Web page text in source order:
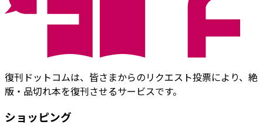
復刊ドットコムは、皆さまからのリクエスト投票により、絶
版・品切れ本を復刊させるサービスです。
ショッピング